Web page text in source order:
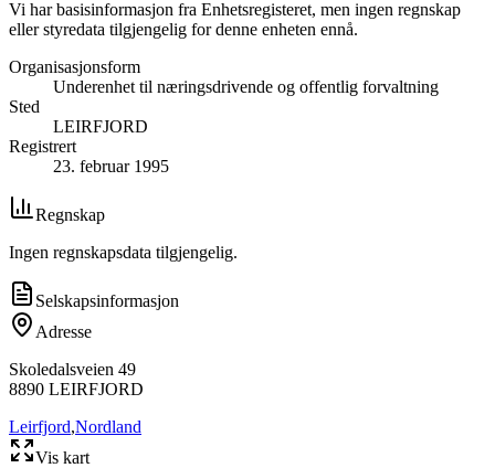
Vi har basisinformasjon fra Enhetsregisteret, men ingen regnskap
eller styredata tilgjengelig for denne enheten ennå.
Organisasjonsform
Underenhet til næringsdrivende og offentlig forvaltning
Sted
LEIRFJORD
Registrert
23. februar 1995
Regnskap
Ingen regnskapsdata tilgjengelig.
Selskapsinformasjon
Adresse
Skoledalsveien 49
8890 LEIRFJORD
Leirfjord,Nordland
Vis kart